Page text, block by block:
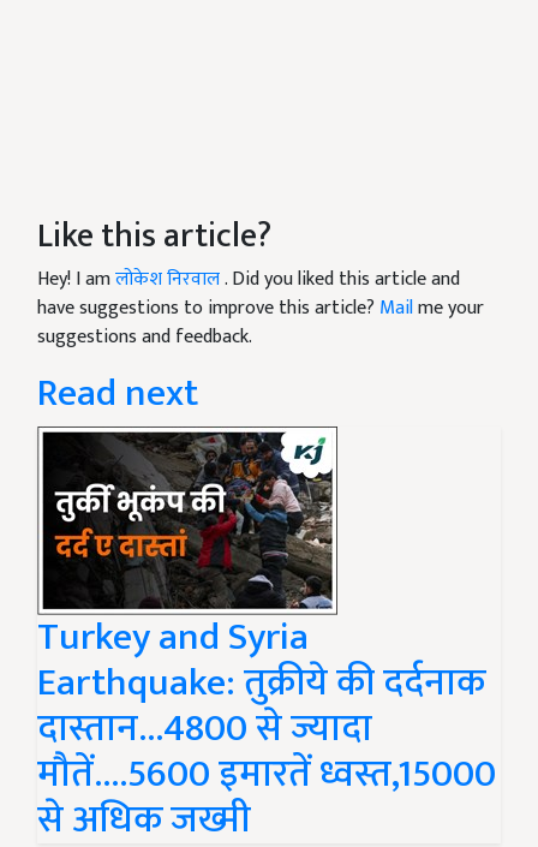
Like this article?
Hey! I amलोकेश निरवाल. Did you liked this article and
have suggestions to improve this article? Mailme your
suggestions and feedback.
Read next
Turkey and Syria
Earthquake: तुक्रीये की दर्दनाक
दास्तान...4800 से ज्यादा
मौतें....5600 इमारतें ध्वस्त,15000
से अधिक जख्मी